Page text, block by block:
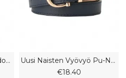
Kalanruotokuvioinen Kudottu Vyö Vaha Köysi Olki Sekoitettu Miesten Naisten Rento Kangasvyö
Uusi Naisten Vyövyö Pu-Nahkaverhoilu Farkut Housut Vyö Opiskelijavyö
€18.40